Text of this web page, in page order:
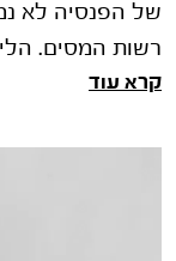
של הפנסיה לא
רשות המסים.
להחליט איך
קרא עוד